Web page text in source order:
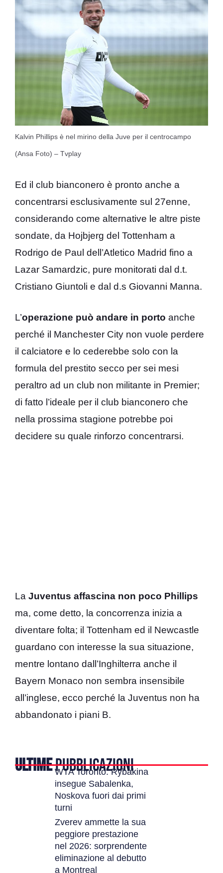
Kalvin Phillips è nel mirino della Juve per il centrocampo
(Ansa Foto) – Tvplay
Ed il club bianconero è pronto anche a
concentrarsi esclusivamente sul 27enne,
considerando come alternative le altre piste
sondate, da Hojbjerg del Tottenham a
Rodrigo de Paul dell’Atletico Madrid fino a
Lazar Samardzic, pure monitorati dal d.t.
Cristiano Giuntoli e dal d.s Giovanni Manna.
L’operazione può andare in porto anche
perché il Manchester City non vuole perdere
il calciatore e lo cederebbe solo con la
formula del prestito secco per sei mesi
peraltro ad un club non militante in Premier;
di fatto l’ideale per il club bianconero che
nella prossima stagione potrebbe poi
decidere su quale rinforzo concentrarsi.
La Juventus affascina non poco Phillips
ma, come detto, la concorrenza inizia a
diventare folta; il Tottenham ed il Newcastle
guardano con interesse la sua situazione,
mentre lontano dall’Inghilterra anche il
Bayern Monaco non sembra insensibile
all’inglese, ecco perché la Juventus non ha
abbandonato i piani B.
ULTIMEPUBBLICAZIONI
WTA Toronto: Rybakina
insegue Sabalenka,
Noskova fuori dai primi
turni
Zverev ammette la sua
peggiore prestazione
nel 2026: sorprendente
eliminazione al debutto
a Montreal